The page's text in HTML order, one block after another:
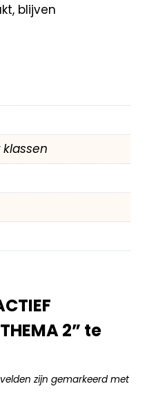
blijven
2” te
zijn gemarkeerd met